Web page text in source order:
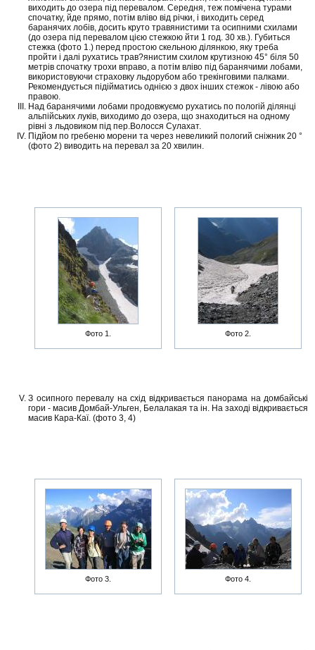
виходить до озера під перевалом. Середня, теж помічена турами
спочатку, йде прямо, потім вліво від річки, і виходить серед
баранячих лобів, досить круто травянистими та осипними схилами
(до озера під перевалом цією стежкою йти 1 год. 30 хв.). Губиться
стежка (фото 1.) перед простою скельною ділянкою, яку треба
пройти і далі рухатись трав?янистим схилом крутизною 45° біля 50
метрів спочатку трохи вправо, а потім вліво під баранячими лобами,
використовуючи страховку льдорубом або трекінговими палками.
Рекомендується підійматись однією з двох інших стежок - лівою або
правою.
Над баранячими лобами продовжуємо рухатись по пологій ділянці
альпійських луків, виходимо до озера, що знаходиться на одному
рівні з льдовиком під пер.Волосся Сулахат.
Підйом по гребеню морени та через невеликий пологий сніжник 20 °
(фото 2) виводить на перевал за 20 хвилин.
Фото 1. Фото 2.
З осипного перевалу на схід відкривається панорама на домбайські
гори - масив Домбай-Ульген, Белалакая та ін. На заході відкривається
масив Кара-Каї. (фото 3, 4)
Фото 3. Фото 4.